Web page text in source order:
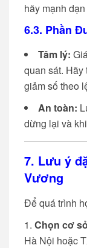
hãy mạnh
6.3. Phần
Tâm lý:
quan sát. Hãy
giảm số theo
An toàn:
dừng lại và
7. Lưu ý
Vương
Để quá trình
Chọn cơ
Hà Nội hoặc